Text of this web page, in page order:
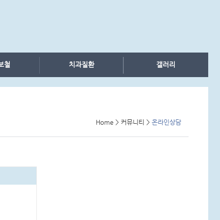
철 치과질환 갤러리
Home > 커뮤니티 > 온라인상담